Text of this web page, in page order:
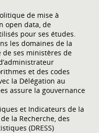
de mise à
open data, de
pour ses études.
les domaines de la
de ses ministères de
et des codes
la Délégation au
assure la gouvernance
et Indicateurs de la
la Recherche, des
(DRESS)